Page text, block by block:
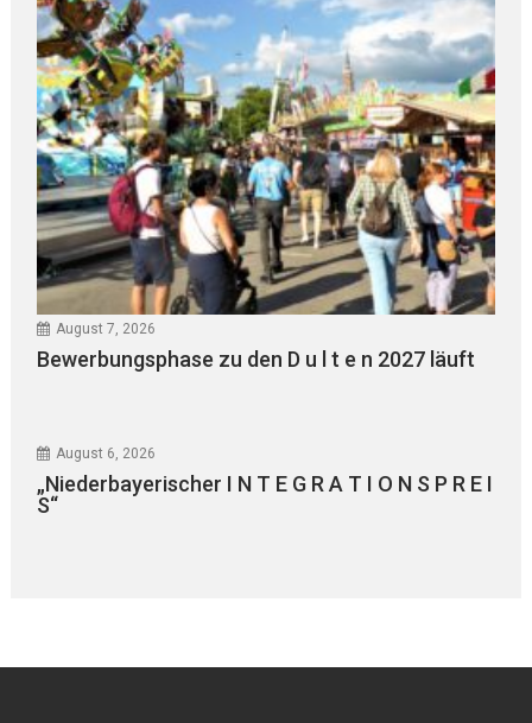
August 7, 2026
Bewerbungsphase zu den D u l t e n 2027 läuft
August 6, 2026
„Niederbayerischer I N T E G R A T I O N S P R E I
S“